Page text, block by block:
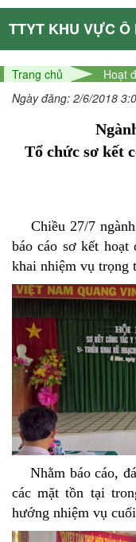
TTYT KHU VỰC Ô
Trang chủ
Hoạt
Ngày đăng: 2/6/2018
Tổ chức sơ kết
Chiều 27/7
báo cáo sơ kết hoạt
khai nhiệm vụ trọng
Nhằm báo cáo,
các mặt tồn tại
hướng nhiệm vụ